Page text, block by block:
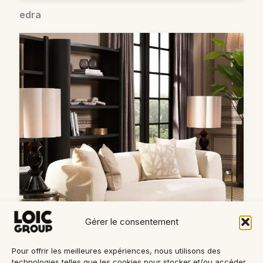
Gérer le consentement
Pour offrir les meilleures expériences, nous utilisons des
edra